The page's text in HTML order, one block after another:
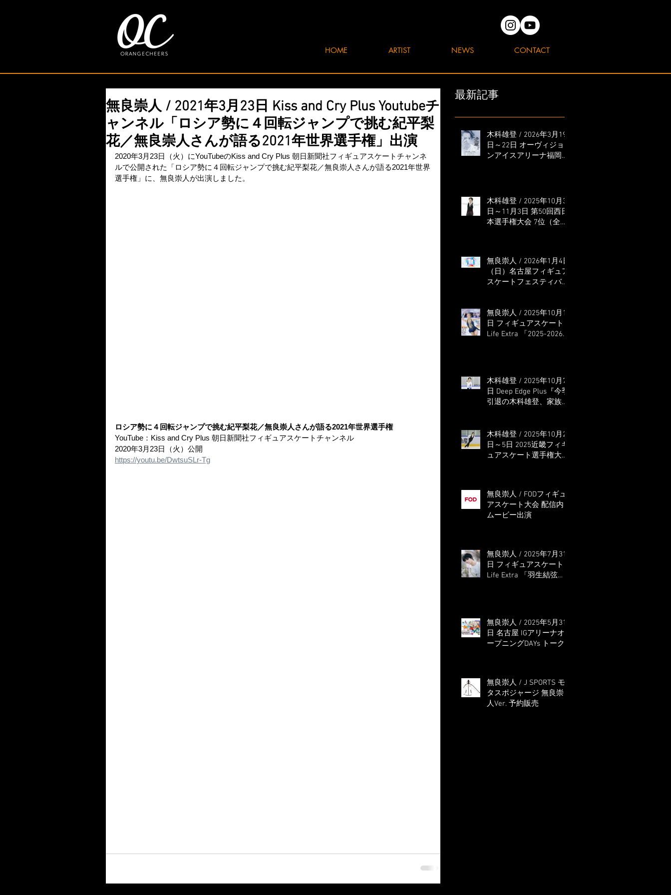
HOME ARTIST NEWS CONTACT
無良崇人 / 2021年3月23日 Kiss and Cry Plus Youtubeチ
ャンネル「ロシア勢に４回転ジャンプで挑む紀平梨
花／無良崇人さんが語る2021年世界選手権」出演
2020年3月23日（火）にYouTubeのKiss and Cry Plus 朝日新聞社フィギュアスケートチャンネ
ルで公開された「ロシア勢に４回転ジャンプで挑む紀平梨花／無良崇人さんが語る2021年世界
選手権」に、無良崇人が出演しました。
ロシア勢に４回転ジャンプで挑む紀平梨花／無良崇人さんが語る2021年世界選手権
YouTube：Kiss and Cry Plus 朝日新聞社フィギュアスケートチャンネル
2020年3月23日（火）公開
https://youtu.be/DwtsuSLr-Tg
最新記事
木科雄登 / 2026年3月19
日～22日 オーヴィジョ
ンアイスアリーナ福岡
木科雄登 / 2025年10月31
日～11月3日 第50回西日
本選手権大会 7位（全日
無良崇人 / 2026年1月4日
（日）名古屋フィギュア
スケートフェスティバル
無良崇人 / 2025年10月16
日 フィギュアスケート
Life Extra 「2025-2026
木科雄登 / 2025年10月7
日 Deep Edge Plus『今季
引退の木科雄登、家族や
全日本、絶対見に来
て」』
木科雄登 / 2025年10月2
日～5日 2025近畿フィギ
ュアスケート選手権大会
無良崇人 / FODフィギュ
アスケート大会 配信内
ムービー出演
無良崇人 / 2025年7月31
日 フィギュアスケート
Life Extra 「羽生結弦
無良崇人 / 2025年5月31
日 名古屋 IGアリーナオ
ープニングDAYs トーク
無良崇人 / J SPORTS モ
タスポジャージ 無良崇
人Ver. 予約販売